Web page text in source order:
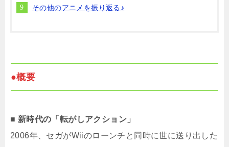
その他のアニメを振り返る♪
●概要
■ 新時代の「転がしアクション」
2006年、セガがWiiのローンチと同時に世に送り出した